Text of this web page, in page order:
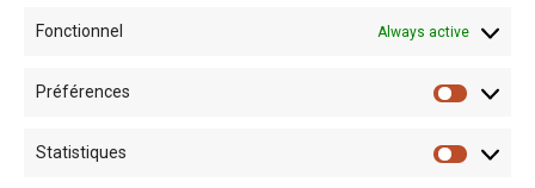
Fonctionnel Always active
Préférences
Statistiques